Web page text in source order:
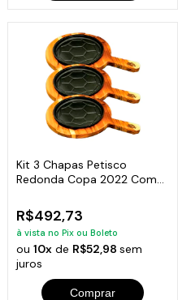
Kit 3 Chapas Petisco
Redonda Copa 2022 Com
R$492,73
à vista no Pix ou Boleto
ou10x de R$52,98sem
juros
Comprar